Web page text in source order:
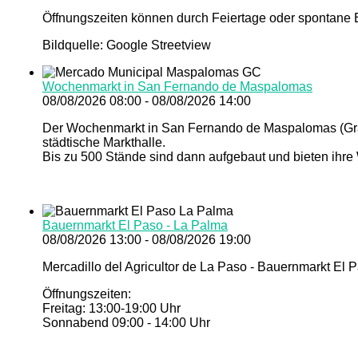
Öffnungszeiten können durch Feiertage oder
Bildquelle: Google Streetview
Wochenmarkt in San Fernando de Maspalomas
08/08/2026 08:00 - 08/08/2026 14:00
Der Wochenmarkt in San Fernando de Maspalomas
städtische Markthalle.
Bis zu 500 Stände sind dann aufgebaut und bieten ihre
Bauernmarkt El Paso - La Palma
08/08/2026 13:00 - 08/08/2026 19:00
Mercadillo del Agricultor de La Paso - Bauernmarkt El
Öffnungszeiten:
Freitag: 13:00-19:00 Uhr
Sonnabend 09:00 - 14:00 Uhr